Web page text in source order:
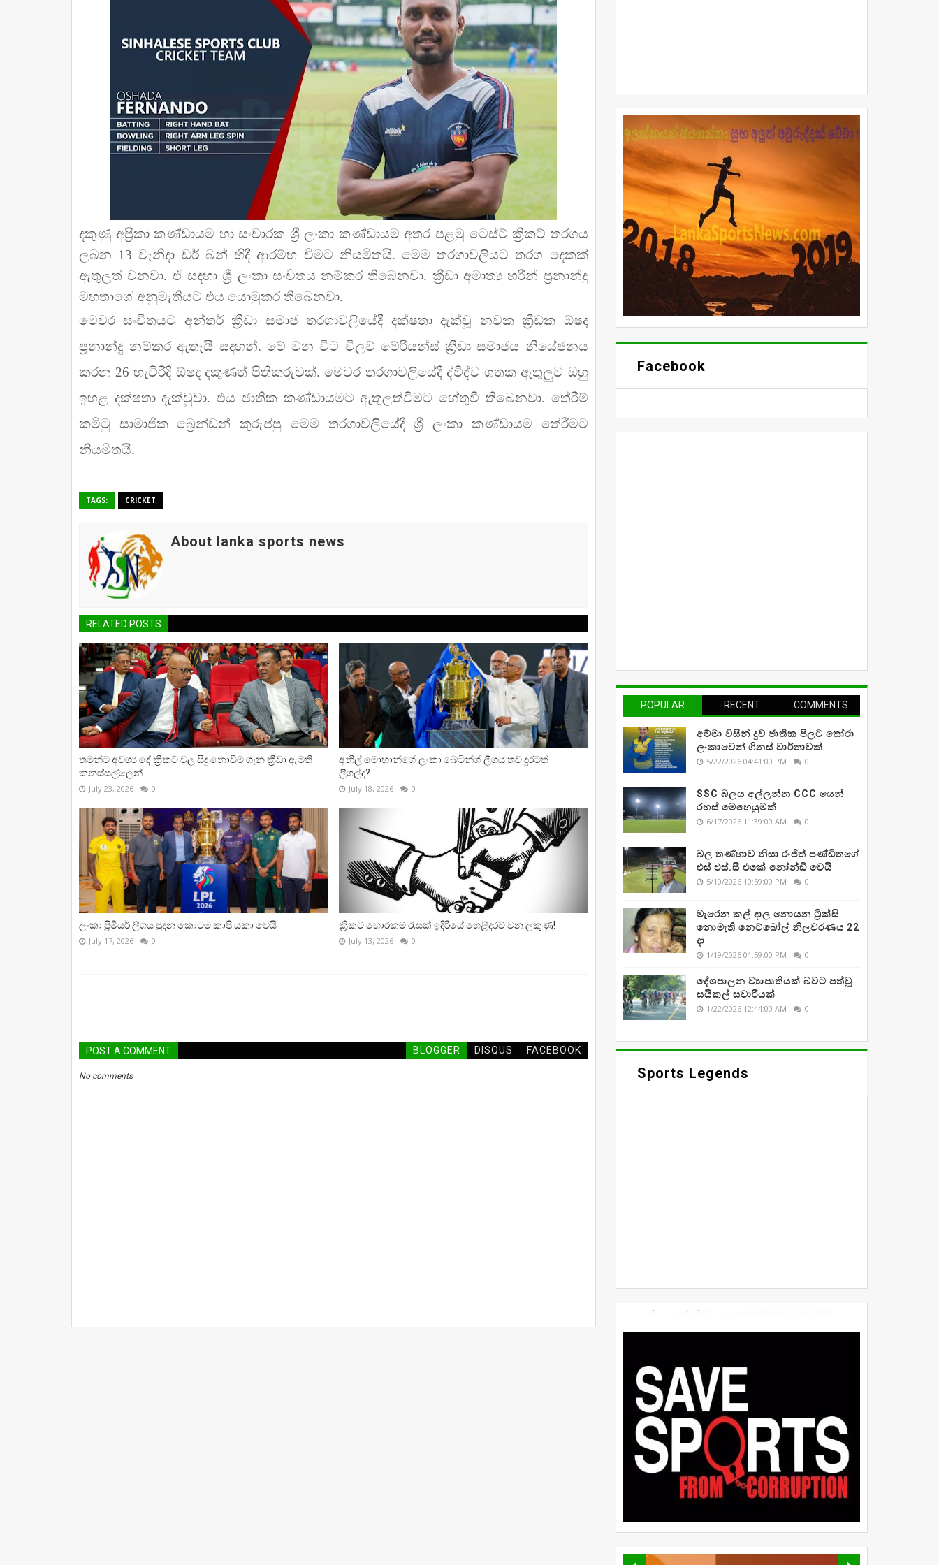
දකුණු අප්‍රිකා කණ්ඩායම හා සංචාරක ශ්‍රී ලංකා කණ්ඩායම අතර පළමු ටෙස්ට් ක්‍රිකට් තරගය
ලබන 13 වැනිදා ඩර් බන් හිදී ආරම්භ වීමට නියමිතයි. මෙම තරගාවලියට තරග දෙකක්
ඇතුලත් වනවා. ඒ සදහා ශ්‍රී ලංකා සංචිතය නම්කර තිබෙනවා. ක්‍රීඩා අමාත්‍ය හරීන් ප්‍රනාන්දු
මහතාගේ අනුමැතියට එය යොමුකර තිබෙනවා.
මෙවර සංචිතයට අන්තර් ක්‍රීඩා සමාජ තරගාවලියේදී දක්ෂතා දැක්වූ නවක ක්‍රීඩක ඕෂද
ප්‍රනාන්දු නම්කර ඇතැයි සදහන්. මේ වන විට චිලව් මේරියන්ස් ක්‍රීඩා සමාජය නියේජනය
කරන 26 හැවිරිදි ඕෂද දකුණත් පිතිකරුවක්. මෙවර තරගාවලියේදී ද්විද්ව ශතක ඇතුලුව ඔහු
ඉහළ දක්ෂතා දැක්වූවා. එය ජාතික කණ්ඩායමට ඇතුලත්වීමට හේතුවී තිබෙනවා. තේරීම්
කමිටු සාමාජික බ්‍රෙන්ඩන් කුරුප්පු මෙම තරගාවලියේදී ශ්‍රී ලංකා කණ්ඩායම තේරීමට
නියමිතයි.
TAGS: CRICKET
About lanka sports news
RELATED POSTS
තමන්ට අවශ්‍ය දේ ක්‍රිකට් වල සිදු නොවීම ගැන ක්‍රීඩා ඇමති
කනස්සල්ලෙන්
July 23, 2026 0
අනිල් මොහාන්ගේ ලංකා බෙටින්ග් ලීගය තව දුරටත්
ලීගල්ද?
July 18, 2026 0
ලංකා ප්‍රිමියර් ලීගය පුදන කොටම කාපි යකා වෙයි
July 17, 2026 0
ක්‍රිකට් හොරකම් රැසක් ඉදිරියේ හෙළිදරව් වන ලකුණු!
July 13, 2026 0
POST A COMMENT BLOGGER DISQUS FACEBOOK
No comments
Facebook
POPULAR RECENT COMMENTS
අම්මා විසින් දුව ජාතික පිලට තෝරා
ලංකාවෙන් ගිනස් වාර්තාවක්
5/22/2026 04:41:00 PM 0
SSC බලය අල්ලන්න CCC යෙන්
රහස් මෙහෙයුමක්
6/17/2026 11:39:00 AM 0
බල තණ්හාව නිසා රංජිත් පණ්ඩිතගේ
එස් එස්.සී එකේ නෝන්ඩි වෙයි
5/10/2026 10:59:00 PM 0
මැරෙන කල් දාල නොයන ට්‍රික්සි
නොමැති නෙට්බෝල් නිලවරණය 22
දා
1/19/2026 01:59:00 PM 0
දේශපාලන ව්‍යාපෘතියක් බවට පත්වූ
සයිකල් සවාරියක්
1/22/2026 12:44:00 AM 0
Sports Legends